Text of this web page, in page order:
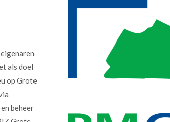
als doel
op Grote
beheer